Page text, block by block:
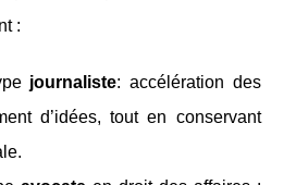
:
journaliste: accélération des
d’idées, tout en conservant